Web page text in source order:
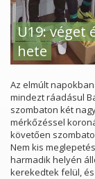
U19: véget
hete
Az elmúlt
mindezt ráadásul
szombaton két
mérkőzéssel
követően
Nem kis
harmadik helyén
kerekedtek felül,